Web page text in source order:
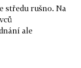
středu rušno. Na
ale